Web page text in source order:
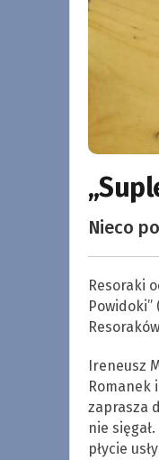
Nieco
Resoraki
Ireneusz
Romanek
zaprasza
nie
płycie